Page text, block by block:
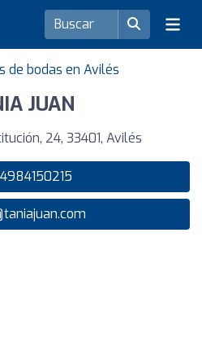
de bodas en Avilés
JUAN
24, 33401, Avilés